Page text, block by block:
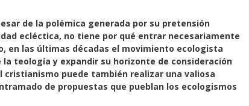
de la polémica generada por su pretensión
ecléctica, no tiene por qué entrar necesariamente
en las últimas décadas el movimiento ecologista
teología y expandir su horizonte de consideración
puede también realizar una valiosa
de propuestas que pueblan los ecologismos